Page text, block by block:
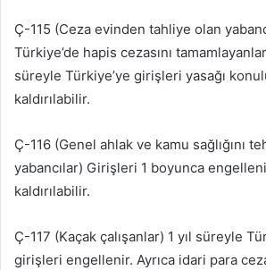
Ç-115 (Ceza evinden tahliye olan
Türkiye’de hapis cezasını
süreyle Türkiye’ye girişleri yasağı
kaldırılabilir.
Ç-116 (Genel ahlak ve kamu sağlığını
yabancılar) Girişleri 1 boyunca
kaldırılabilir.
Ç-117 (Kaçak çalışanlar) 1 yıl süreyle
girişleri engellenir. Ayrıca idari para